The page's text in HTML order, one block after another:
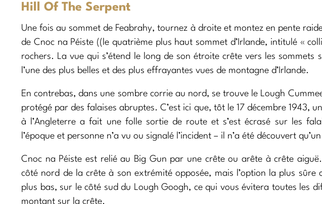
Hill Of The Serpent
Une fois au sommet de Feabrahy, tournez à droite et montez en pente
de Cnoc na Péiste ((le quatrième plus haut sommet d’Irlande, intitulé «
rochers. La vue qui s’étend le long de son étroite crête vers les
l’une des plus belles et des plus effrayantes vues de montagne d’Irlande.
En contrebas, dans une sombre corrie au nord, se trouve le Lough
protégé par des falaises abruptes. C’est ici que, tôt le 17 décembre 1943,
à l’Angleterre a fait une folle sortie de route et s’est écrasé sur les
l’époque et personne n’a vu ou signalé l’incident – il n’a été découvert
Cnoc na Péiste est relié au Big Gun par une crête ou arête à crête
côté nord de la crête à son extrémité opposée, mais l’option la plus sûre
plus bas, sur le côté sud du Lough Googh, ce qui vous évitera toutes les
montant sur la crête.